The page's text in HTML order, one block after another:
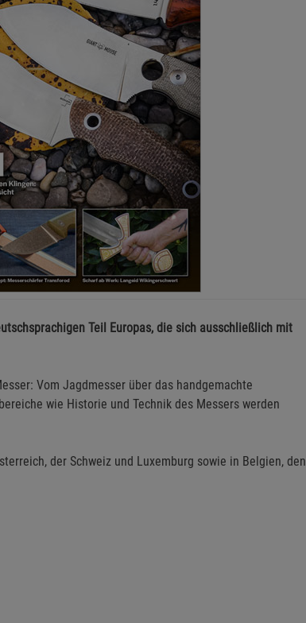
Teil Europas, die sich ausschließlich mit
Vom Jagdmesser über das handgemachte
wie Historie und Technik des Messers werden
der Schweiz und Luxemburg sowie in Belgien, den